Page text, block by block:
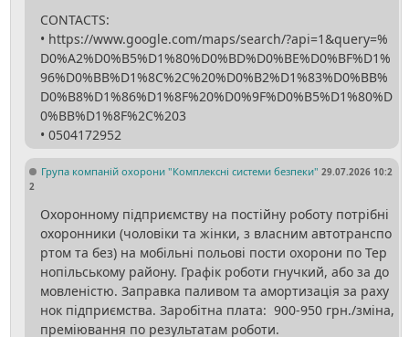
CONTACTS:
• https://www.google.com/maps/search/?api=1&query=%
D0%A2%D0%B5%D1%80%D0%BD%D0%BE%D0%BF%D1%
96%D0%BB%D1%8C%2C%20%D0%B2%D1%83%D0%BB%
D0%B8%D1%86%D1%8F%20%D0%9F%D0%B5%D1%80%D
0%BB%D1%8F%2C%203
• 0504172952
Група компаній охорони "Комплексні системи безпеки" 29.07.2026 10:2
2
Охоронному підприємству на постійну роботу потрібні
охоронники (чоловіки та жінки, з власним автотранспо
ртом та без) на мобільні польові пости охорони по Тер
нопільському району. Графік роботи гнучкий, або за до
мовленістю. Заправка паливом та амортизація за раху
нок підприємства. Заробітна плата: 900-950 грн./зміна,
преміювання по результатам роботи.